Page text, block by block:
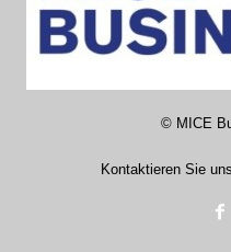
© MICE
Kontaktieren Sie